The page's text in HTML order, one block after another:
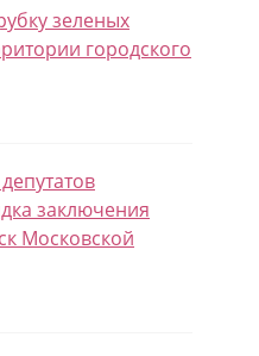
зеленых
городского
заключения
Московской